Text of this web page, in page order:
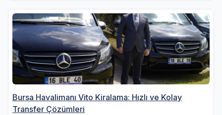
Bursa Havalimanı Vito Kiralama: Hızlı ve Kolay
Transfer Çözümleri